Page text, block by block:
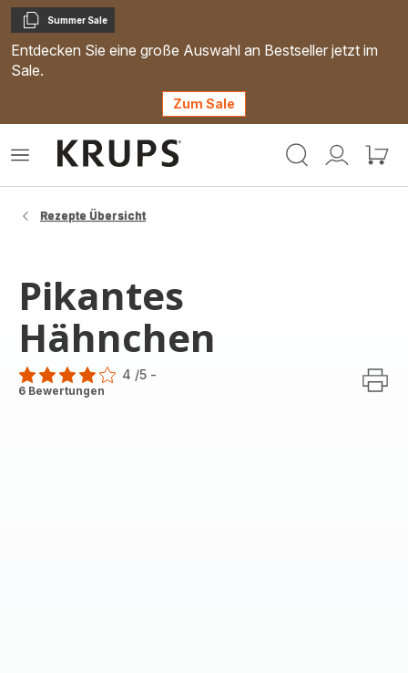
Kopieren
Summer Sale
Entdecken Sie eine große Auswahl an Bestseller jetzt im
Sale.
Zum Sale
Mein
Mein
Das
Rezepte Übersicht
Pikantes
Hähnchen
Bewertung
4 /5 -
6 Bewertungen